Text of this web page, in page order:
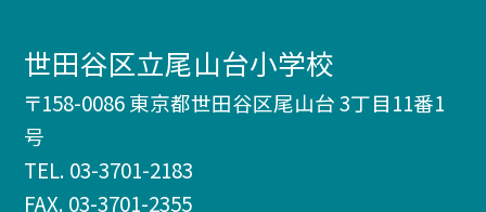
世田谷区立尾山台小学校
〒158-0086 東京都世田谷区尾山台 3丁目11番1
号
TEL. 03-3701-2183
FAX. 03-3701-2355